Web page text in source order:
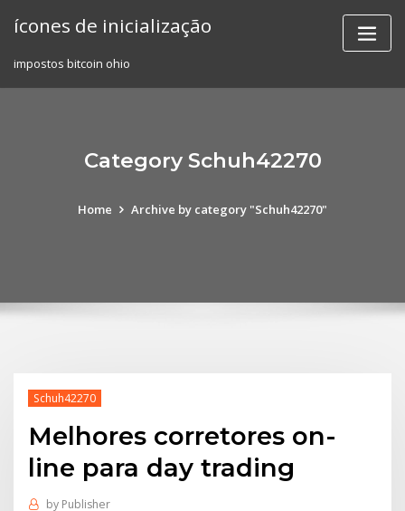
ícones de inicialização
impostos bitcoin ohio
Category Schuh42270
Home Archive by category "Schuh42270"
Schuh42270
Melhores corretores on-
line para day trading
by Publisher